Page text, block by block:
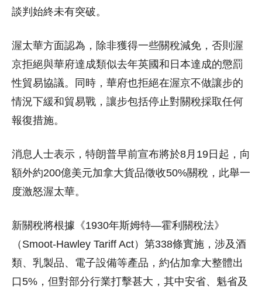
談判始終未有突破。
渥太華方面認為，除非獲得一些關稅減免，否則渥
京拒絕與華府達成類似去年英國和日本達成的懲罰
性貿易協議。同時，華府也拒絕在渥京不做讓步的
情況下緩和貿易戰，讓步包括停止對關稅採取任何
報復措施。
消息人士表示，特朗普早前宣布將於8月19日起，向
額外約200億美元加拿大貨品徵收50%關稅，此舉一
度激怒渥太華。
新關稅將根據《1930年斯姆特—霍利關稅法》
（Smoot-Hawley Tariff Act）第338條實施，涉及酒
類、乳製品、電子設備等產品，約佔加拿大整體出
口5%，但對部分行業打擊甚大，其中安省、魁省及